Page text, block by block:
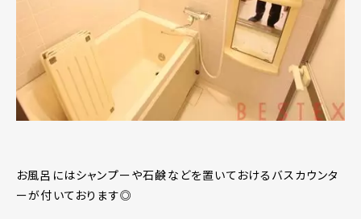
お風呂にはシャンプーや石鹸などを置いておけるバスカウンタ
ーが付いております◎